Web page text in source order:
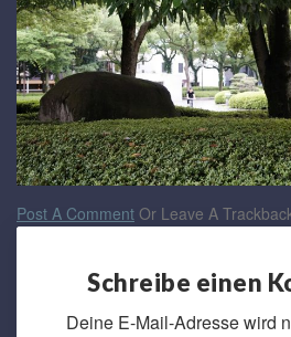
Post A Comment Or Leave A
Schreibe einen
Deine E-Mail-Adresse wird